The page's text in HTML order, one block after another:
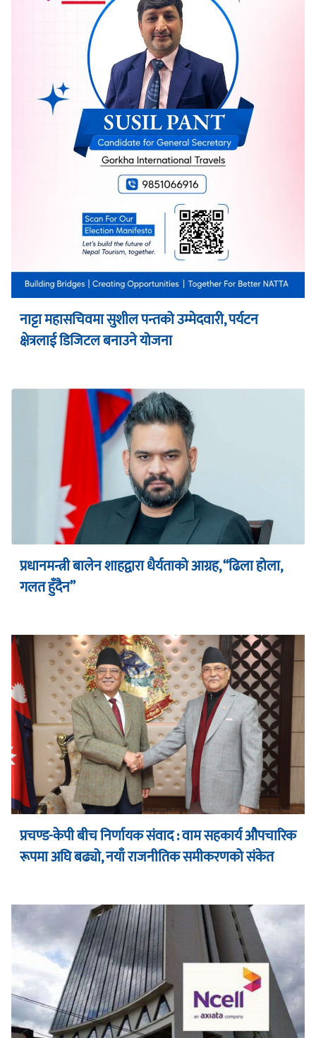
नाट्टा महासचिवमा सुशील पन्तको उम्मेदवारी, पर्यटन
क्षेत्रलाई डिजिटल बनाउने योजना
प्रधानमन्त्री बालेन शाहद्वारा धैर्यताको आग्रह, “ढिला होला,
गलत हुँदैन”
प्रचण्ड-केपी बीच निर्णायक संवाद : वाम सहकार्य औपचारिक
रूपमा अघि बढ्यो, नयाँ राजनीतिक समीकरणको संकेत